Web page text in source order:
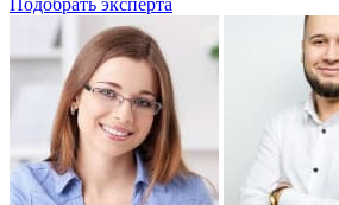
Подобрать эксперта